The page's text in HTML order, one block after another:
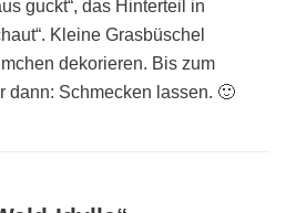
guckt“, das Hinterteil in
Kleine Grasbüschel
dekorieren. Bis zum
dann: Schmecken lassen. 🙂